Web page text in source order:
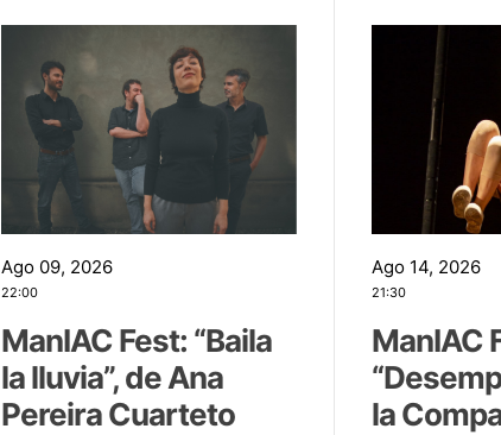
Ago 09, 2026
22:00
ManIAC Fest: “Baila
la lluvia”, de Ana
Pereira Cuarteto
Ago 14, 2026
21:30
ManIAC
la